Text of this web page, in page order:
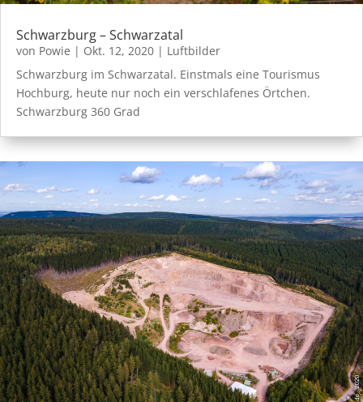
Schwarzburg – Schwarzatal
von Powie | Okt. 12, 2020 | Luftbilder
Schwarzburg im Schwarzatal. Einstmals eine Tourismus
Hochburg, heute nur noch ein verschlafenes Örtchen.
Schwarzburg 360 Grad